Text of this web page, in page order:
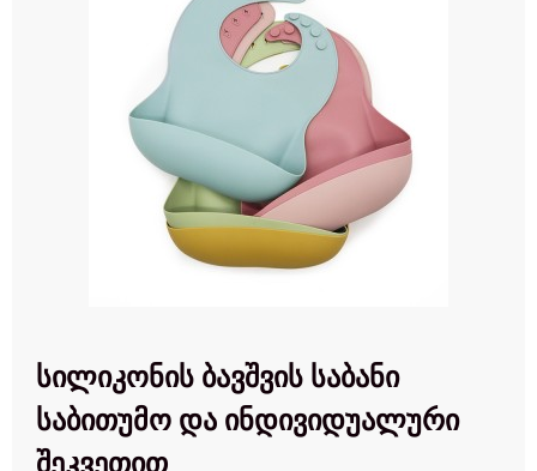
სილიკონის ბავშვის საბანი
საბითუმო და ინდივიდუალური
შეკვეთით